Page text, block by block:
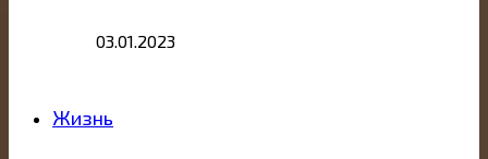
03.01.2023
Жизнь